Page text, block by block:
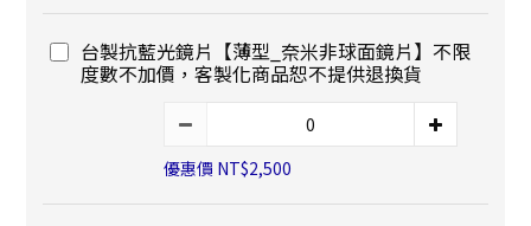
台製抗藍光鏡片【薄型_奈米非球面鏡片】不限
度數不加價，客製化商品恕不提供退換貨
優惠價 NT$2,500